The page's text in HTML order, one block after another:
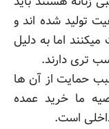
تولید شده اند و
اما به دلیل
تری دارند.
سبب حمایت از آن ها
ما خرید عمده
است.